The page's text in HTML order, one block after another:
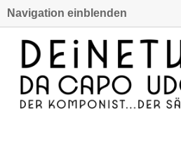
Navigation einblenden